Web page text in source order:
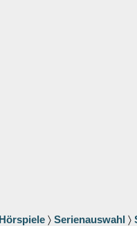
Hörspiele 〉 Serienauswahl 〉